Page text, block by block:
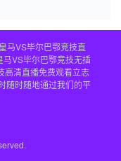
马VS毕尔巴鄂竞技直
VS毕尔巴鄂竞技无插
高清直播免费观看立志
随时随地通过我们的平